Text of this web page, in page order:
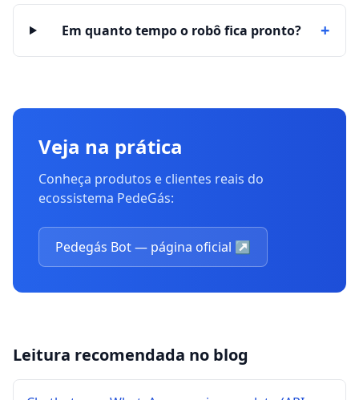
Em quanto tempo o robô fica pronto? +
Veja na prática
Conheça produtos e clientes reais do
ecossistema PedeGás:
Pedegás Bot — página oficial ↗
Leitura recomendada no blog